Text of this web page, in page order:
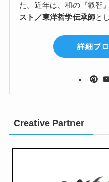
た。近年は、和の『叡智
スト／東洋哲学伝承師と
詳細プ
Creative Partner